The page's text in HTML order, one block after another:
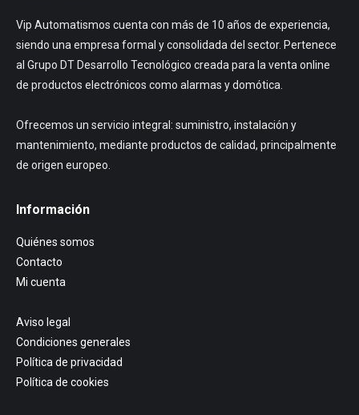
Vip Automatismos cuenta con más de 10 años de experiencia,
siendo una empresa formal y consolidada del sector. Pertenece
al Grupo DT Desarrollo Tecnológico creada para la venta online
de productos electrónicos como alarmas y domótica.
Ofrecemos un servicio integral: suministro, instalación y
mantenimiento, mediante productos de calidad, principalmente
de origen europeo.
Información
Quiénes somos
Contacto
Mi cuenta
Aviso legal
Condiciones generales
Política de privacidad
Política de cookies